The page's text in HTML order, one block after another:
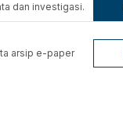
dan investigasi.
arsip e-paper